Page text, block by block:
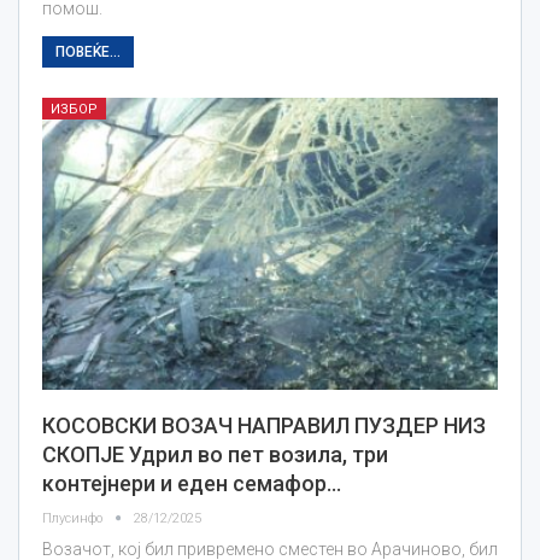
помош.
ПОВЕЌЕ...
ИЗБОР
КОСОВСКИ ВОЗАЧ НАПРАВИЛ ПУЗДЕР НИЗ
СКОПЈЕ Удрил во пет возила, три
контејнери и еден семафор…
Плусинфо 28/12/2025
Возачот, кој бил привремено сместен во Арачиново, бил